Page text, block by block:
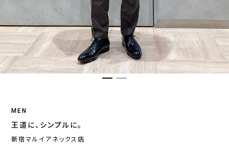
MEN
王道に、シンプルに。
新宿マルイアネックス店